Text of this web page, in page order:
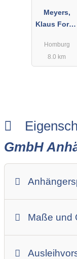
Meyers,
Klaus Forst-
Gartengerät
e
Homburg
8.0 km
GmbH
Maße und